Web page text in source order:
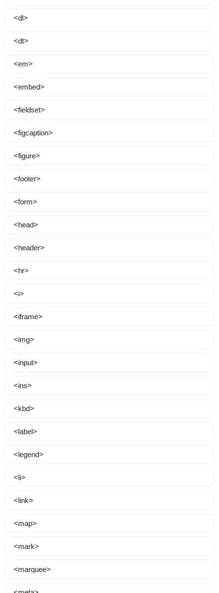
<dl>
<dt>
<em>
<embed>
<fieldset>
<figcaption>
<figure>
<footer>
<form>
<head>
<header>
<hr>
<i>
<iframe>
<img>
<input>
<ins>
<kbd>
<label>
<legend>
<li>
<link>
<map>
<mark>
<marquee>